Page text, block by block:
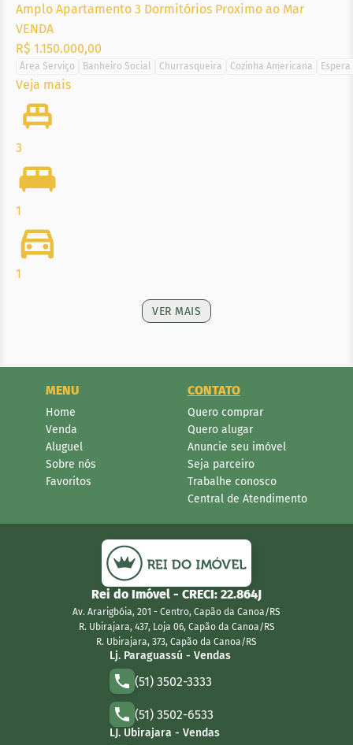
Amplo Apartamento 3 Dormitórios Proximo ao Mar
VENDA
R$ 1.150.000,00
Área Serviço Banheiro Social Churrasqueira Cozinha Americana
Veja mais
3
1
1
VER MAIS
MENU
Home
Venda
Aluguel
Sobre nós
Favoritos
CONTATO
Quero comprar
Quero alugar
Anuncie seu imóvel
Seja parceiro
Trabalhe conosco
Central de Atendimento
Rei do Imóvel - CRECI: 22.864J
Av. Ararigbóia, 201 - Centro, Capão da Canoa/RS
R. Ubirajara, 437, Loja 06, Capão da Canoa/RS
R. Ubirajara, 373, Capão da Canoa/RS
Lj. Paraguassú - Vendas
(51) 3502-3333
(51) 3502-6533
LJ. Ubirajara - Vendas